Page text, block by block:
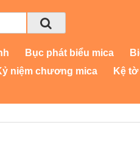
Bục phát biểu mica
niệm chương mica Kệ